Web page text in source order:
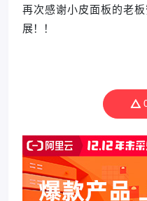
再次感谢小皮面板的老
展！！